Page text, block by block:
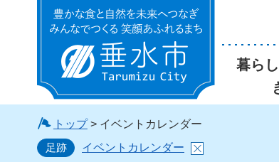
垂水市
暮ら
トップ> イベントカレンダー
足跡
イベントカレンダー